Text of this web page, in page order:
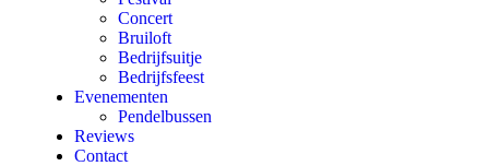
Concert
Bruiloft
Bedrijfsuitje
Bedrijfsfeest
Evenementen
Pendelbussen
Reviews
Contact